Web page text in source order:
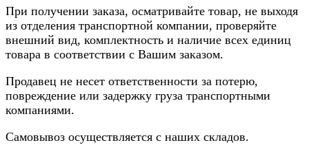
При получении заказа, осматривайте товар, не выходя
из отделения транспортной компании, проверяйте
внешний вид, комплектность и наличие всех единиц
товара в соответствии с Вашим заказом.
Продавец не несет ответственности за потерю,
повреждение или задержку груза транспортными
компаниями.
Самовывоз осуществляется с наших складов.